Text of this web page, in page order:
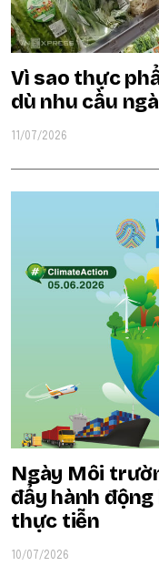
Vì sao thực
dù nhu cầu
11/07/2026
Ngày Môi
đẩy hành
thực tiễn
10/07/2026